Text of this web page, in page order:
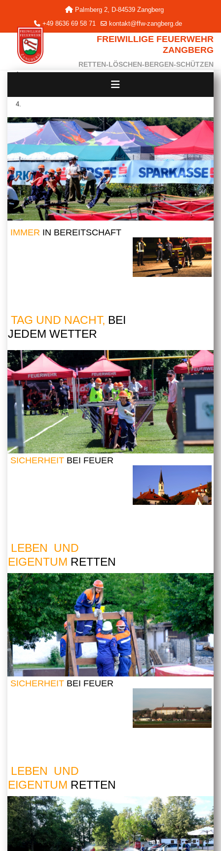
Palmberg 2, D-84539 Zangberg
+49 8636 69 58 71
kontakt@ffw-zangberg.de
FREIWILLIGE FEUERWEHR
ZANGBERG
RETTEN-LÖSCHEN-BERGEN-SCHÜTZEN
IMMER IN BEREITSCHAFT
TAG UND NACHT, BEI
JEDEM WETTER
SICHERHEIT BEI FEUER
LEBEN UND
EIGENTUM RETTEN
SICHERHEIT BEI FEUER
LEBEN UND
EIGENTUM RETTEN